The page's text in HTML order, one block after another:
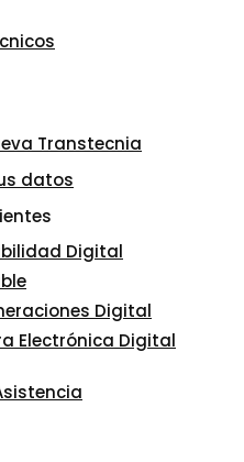
Transtecnia
datos
Digital
Digital
Electrónica Digital